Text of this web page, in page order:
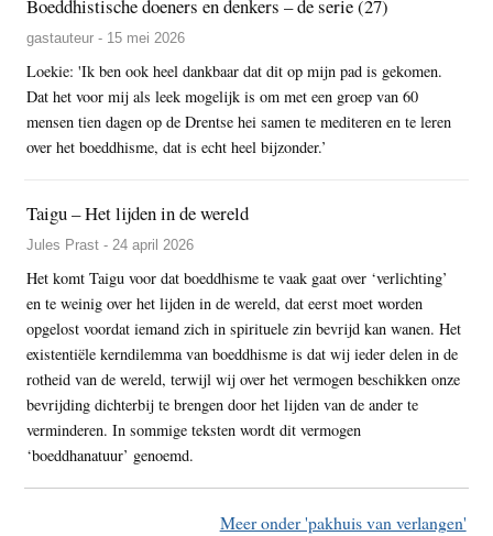
Boeddhistische doeners en denkers – de serie (27)
gastauteur - 15 mei 2026
Loekie: 'Ik ben ook heel dankbaar dat dit op mijn pad is gekomen.
Dat het voor mij als leek mogelijk is om met een groep van 60
mensen tien dagen op de Drentse hei samen te mediteren en te leren
over het boeddhisme, dat is echt heel bijzonder.’
Taigu – Het lijden in de wereld
Jules Prast - 24 april 2026
Het komt Taigu voor dat boeddhisme te vaak gaat over ‘verlichting’
en te weinig over het lijden in de wereld, dat eerst moet worden
opgelost voordat iemand zich in spirituele zin bevrijd kan wanen. Het
existentiële kerndilemma van boeddhisme is dat wij ieder delen in de
rotheid van de wereld, terwijl wij over het vermogen beschikken onze
bevrijding dichterbij te brengen door het lijden van de ander te
verminderen. In sommige teksten wordt dit vermogen
‘boeddhanatuur’ genoemd.
Meer onder 'pakhuis van verlangen'